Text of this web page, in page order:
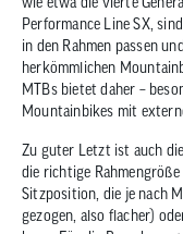
Performance Line SX,
in den Rahmen passen
herkömmlichen
MTBs bietet daher –
Mountainbikes mit
Zu guter Letzt ist auch
die richtige
Sitzposition, die je nach
gezogen, also flacher)